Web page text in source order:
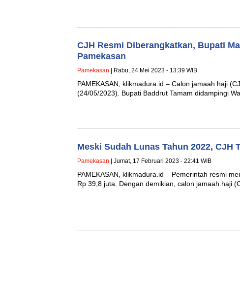
CJH Resmi Diberangkatkan, Bupati
Pamekasan
Pamekasan | Rabu, 24 Mei 2023 - 13:39 WIB
PAMEKASAN, klikmadura.id – Calon jamaah haji
(24/05/2023). Bupati Baddrut Tamam didampingi
Meski Sudah Lunas Tahun 2022, CJH
Pamekasan | Jumat, 17 Februari 2023 - 22:41 WIB
PAMEKASAN, klikmadura.id – Pemerintah resmi
Rp 39,8 juta. Dengan demikian, calon jamaah haji